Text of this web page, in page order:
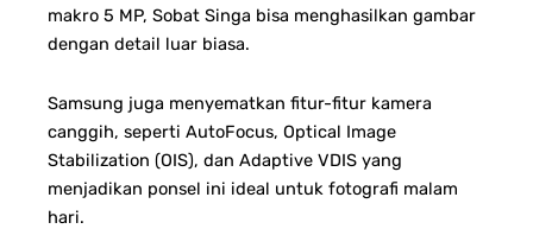
makro 5 MP, Sobat Singa bisa menghasilkan gambar
dengan detail luar biasa.
Samsung juga menyematkan fitur-fitur kamera
canggih, seperti AutoFocus, Optical Image
Stabilization (OIS), dan Adaptive VDIS yang
menjadikan ponsel ini ideal untuk fotografi malam
hari.